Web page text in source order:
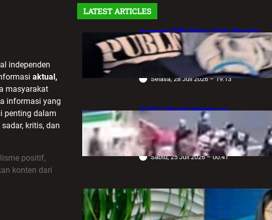
independen
aktual,
masyarakat
informasi yang
penting dalam
kritis, dan
positif,
konten dari
LATEST ARTICLES
Anggota DPR Rieke Diah Pitaloka
Soroti Maraknya Aksi Main Hakim
Sendiri, Desak Negara Tegakkan
Hukum
Selasa, 28 Juli 2026 – 19:13
Viral! Cekcok Satpam vs
Pengemudi Alphard di Bundaran HI,
Berujung Terungkap Sang Sopir
Anggota Polda Jabar
Sabtu, 25 Juli 2026 – 00:41
Robot Operasi Paling Canggih di
Dunia Kini Hadir di Indonesia
Melalui RS Mandaya Puri